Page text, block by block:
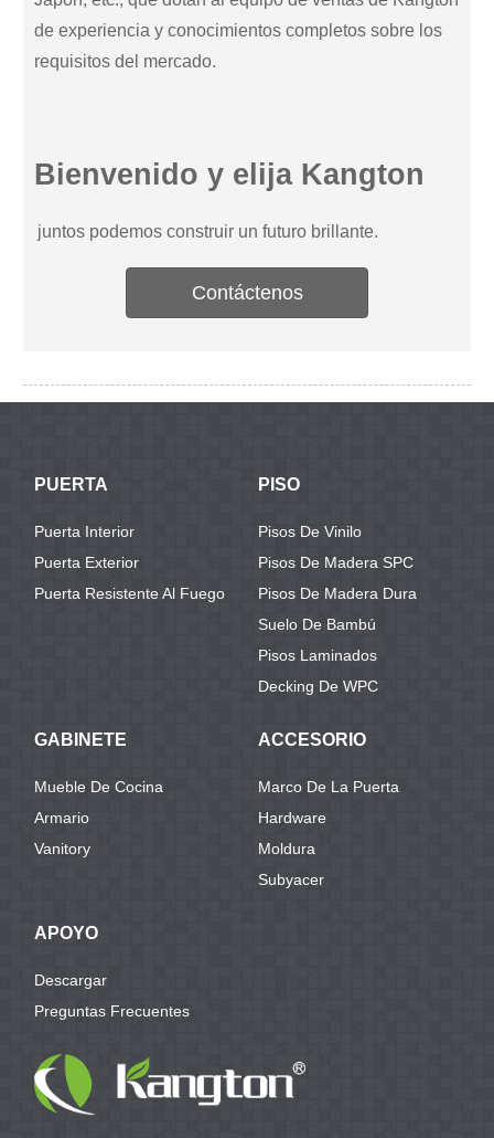
de experiencia y conocimientos completos sobre los
requisitos del mercado.
Bienvenido y elija Kangton
juntos podemos construir un futuro brillante.
Contáctenos
PUERTA
Puerta Interior
Puerta Exterior
Puerta Resistente Al Fuego
PISO
Pisos De Vinilo
Pisos De Madera SPC
Pisos De Madera Dura
Suelo De Bambú
Pisos Laminados
Decking De WPC
GABINETE
Mueble De Cocina
Armario
Vanitory
ACCESORIO
Marco De La Puerta
Hardware
Moldura
Subyacer
APOYO
Descargar
Preguntas Frecuentes